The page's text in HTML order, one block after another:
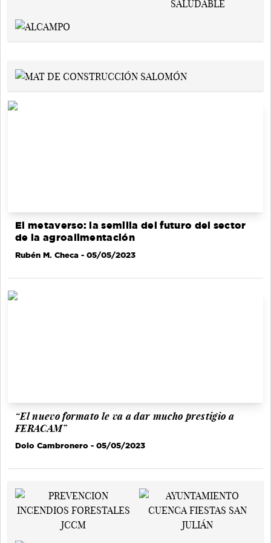
El metaverso: la semilla del futuro del sector
de la agroalimentación
Rubén M. Checa - 05/05/2023
“El nuevo formato le va a dar mucho prestigio a
FERACAM”
Dolo Cambronero - 05/05/2023